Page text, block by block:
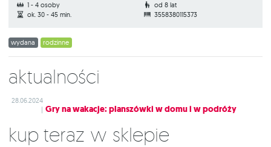
1 - 4 osoby
od 8 lat
ok. 30 - 45 min.
3558380115373
wydana rodzinne
Aktualności
28.06.2024
| Gry na wakacje: planszówki w domu i w podróży
Kup teraz w sklepie